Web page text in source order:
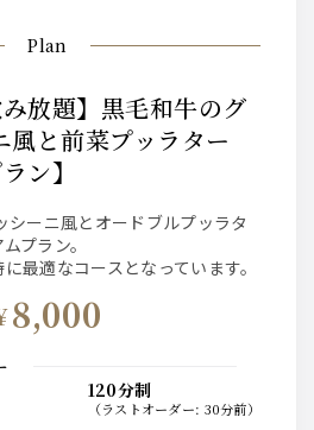
Plan
風と前菜プッラター
ン】
シーニ風とオードブルプッラタ
プラン。
最適なコースとなっています。
8,000
120分制
（ ラストオーダー: 30分前）